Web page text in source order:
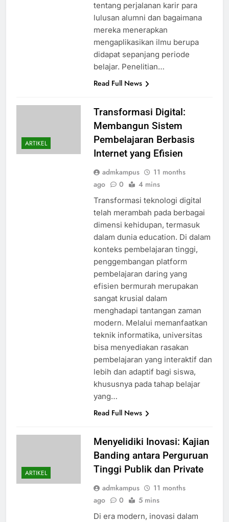
tentang perjalanan karir para
lulusan alumni dan bagaimana
mereka menerapkan
mengaplikasikan ilmu berupa
didapat sepanjang periode
belajar. Penelitian…
Read Full News
ARTIKEL
Transformasi Digital:
Membangun Sistem
Pembelajaran Berbasis
Internet yang Efisien
admkampus
11 months
ago
0 4 mins
Transformasi teknologi digital
telah merambah pada berbagai
dimensi kehidupan, termasuk
dalam dunia education. Di dalam
konteks pembelajaran tinggi,
penggembangan platform
pembelajaran daring yang
efisien bermurah merupakan
sangat krusial dalam
menghadapi tantangan zaman
modern. Melalui memanfaatkan
teknik informatika, universitas
bisa menyediakan rasakan
pembelajaran yang interaktif dan
lebih dan adaptif bagi siswa,
khususnya pada tahap belajar
yang…
Read Full News
ARTIKEL
Menyelidiki Inovasi: Kajian
Banding antara Perguruan
Tinggi Publik dan Private
admkampus
11 months
ago
0 5 mins
Di era modern, inovasi dalam